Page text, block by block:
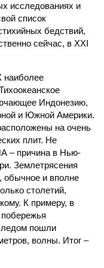
исследованиях и
список
бедствий,
сейчас, в XXI
наиболее
Индонезию,
и Южной Америки.
на очень
плит. Не
– причина в Нью-
Землетрясения
обычное и вполне
столетий,
К примеру, в
пошли
волны. Итог –